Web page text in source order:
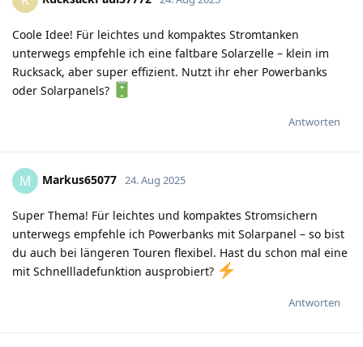
Coole Idee! Für leichtes und kompaktes Stromtanken
unterwegs empfehle ich eine faltbare Solarzelle – klein im
Rucksack, aber super effizient. Nutzt ihr eher Powerbanks
oder Solarpanels?
Antworten
M Markus65077 24. Aug 2025
Super Thema! Für leichtes und kompaktes Stromsichern
unterwegs empfehle ich Powerbanks mit Solarpanel – so bist
du auch bei längeren Touren flexibel. Hast du schon mal eine
mit Schnellladefunktion ausprobiert?
Antworten